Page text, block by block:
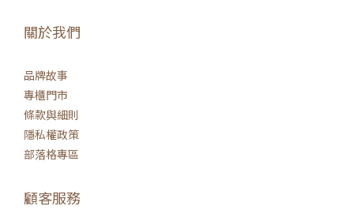
關於我們
品牌故事
專櫃門市
條款與細則
隱私權政策
部落格專區
顧客服務